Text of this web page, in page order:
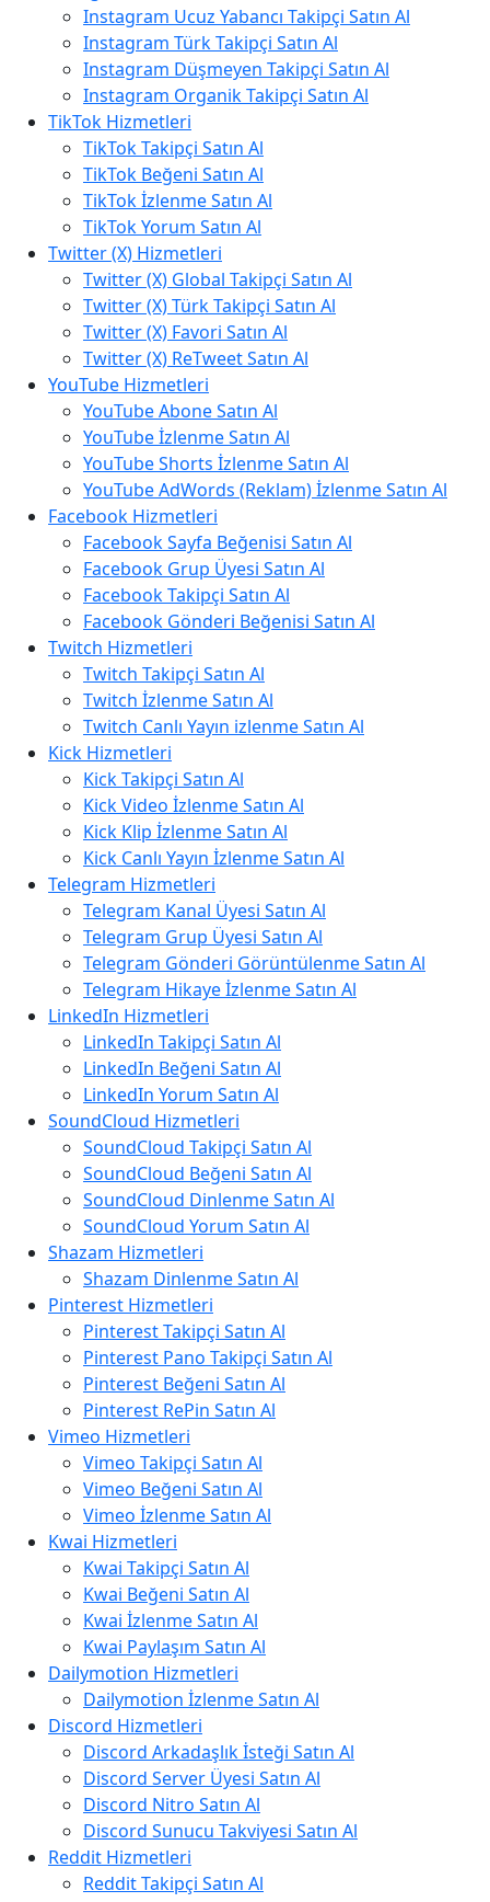
Instagram Ucuz Yabancı Takipçi Satın Al
Instagram Türk Takipçi Satın Al
Instagram Düşmeyen Takipçi Satın Al
Instagram Organik Takipçi Satın Al
TikTok Hizmetleri
TikTok Takipçi Satın Al
TikTok Beğeni Satın Al
TikTok İzlenme Satın Al
TikTok Yorum Satın Al
Twitter (X) Hizmetleri
Twitter (X) Global Takipçi Satın Al
Twitter (X) Türk Takipçi Satın Al
Twitter (X) Favori Satın Al
Twitter (X) ReTweet Satın Al
YouTube Hizmetleri
YouTube Abone Satın Al
YouTube İzlenme Satın Al
YouTube Shorts İzlenme Satın Al
YouTube AdWords (Reklam) İzlenme Satın Al
Facebook Hizmetleri
Facebook Sayfa Beğenisi Satın Al
Facebook Grup Üyesi Satın Al
Facebook Takipçi Satın Al
Facebook Gönderi Beğenisi Satın Al
Twitch Hizmetleri
Twitch Takipçi Satın Al
Twitch İzlenme Satın Al
Twitch Canlı Yayın izlenme Satın Al
Kick Hizmetleri
Kick Takipçi Satın Al
Kick Video İzlenme Satın Al
Kick Klip İzlenme Satın Al
Kick Canlı Yayın İzlenme Satın Al
Telegram Hizmetleri
Telegram Kanal Üyesi Satın Al
Telegram Grup Üyesi Satın Al
Telegram Gönderi Görüntülenme Satın Al
Telegram Hikaye İzlenme Satın Al
LinkedIn Hizmetleri
LinkedIn Takipçi Satın Al
LinkedIn Beğeni Satın Al
LinkedIn Yorum Satın Al
SoundCloud Hizmetleri
SoundCloud Takipçi Satın Al
SoundCloud Beğeni Satın Al
SoundCloud Dinlenme Satın Al
SoundCloud Yorum Satın Al
Shazam Hizmetleri
Shazam Dinlenme Satın Al
Pinterest Hizmetleri
Pinterest Takipçi Satın Al
Pinterest Pano Takipçi Satın Al
Pinterest Beğeni Satın Al
Pinterest RePin Satın Al
Vimeo Hizmetleri
Vimeo Takipçi Satın Al
Vimeo Beğeni Satın Al
Vimeo İzlenme Satın Al
Kwai Hizmetleri
Kwai Takipçi Satın Al
Kwai Beğeni Satın Al
Kwai İzlenme Satın Al
Kwai Paylaşım Satın Al
Dailymotion Hizmetleri
Dailymotion İzlenme Satın Al
Discord Hizmetleri
Discord Arkadaşlık İsteği Satın Al
Discord Server Üyesi Satın Al
Discord Nitro Satın Al
Discord Sunucu Takviyesi Satın Al
Reddit Hizmetleri
Reddit Takipçi Satın Al